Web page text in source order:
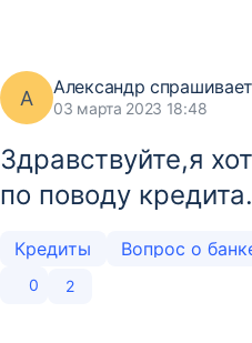
А Александр
03 марта 2023 18:48
Здравствуйте,я
по поводу кредита.
Кредиты Вопрос о
0 2